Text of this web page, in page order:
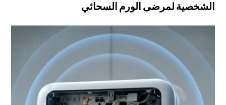
الشخصية لمرضى الورم السحائي